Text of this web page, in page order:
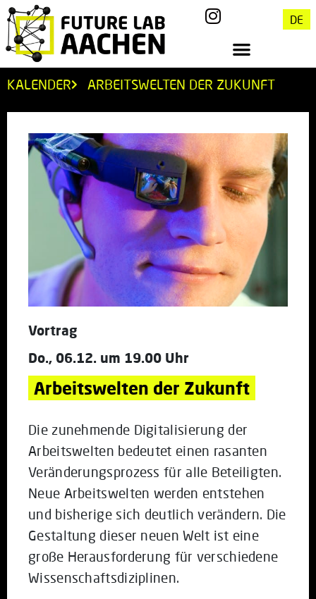
DE
KALENDER ARBEITSWELTEN DER ZUKUNFT
Vortrag
Do., 06.12. um 19.00 Uhr
Arbeitswelten der Zukunft
Die zunehmende Digitalisierung der
Arbeitswelten bedeutet einen rasanten
Veränderungsprozess für alle Beteiligten.
Neue Arbeitswelten werden entstehen
und bisherige sich deutlich verändern. Die
Gestaltung dieser neuen Welt ist eine
große Herausforderung für verschiedene
Wissenschaftsdiziplinen.